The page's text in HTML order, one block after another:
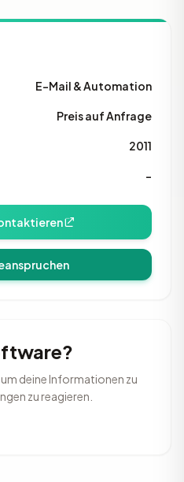
E-Mail & Automation
Preis auf Anfrage
2011
–
deine Informationen zu
zu reagieren.